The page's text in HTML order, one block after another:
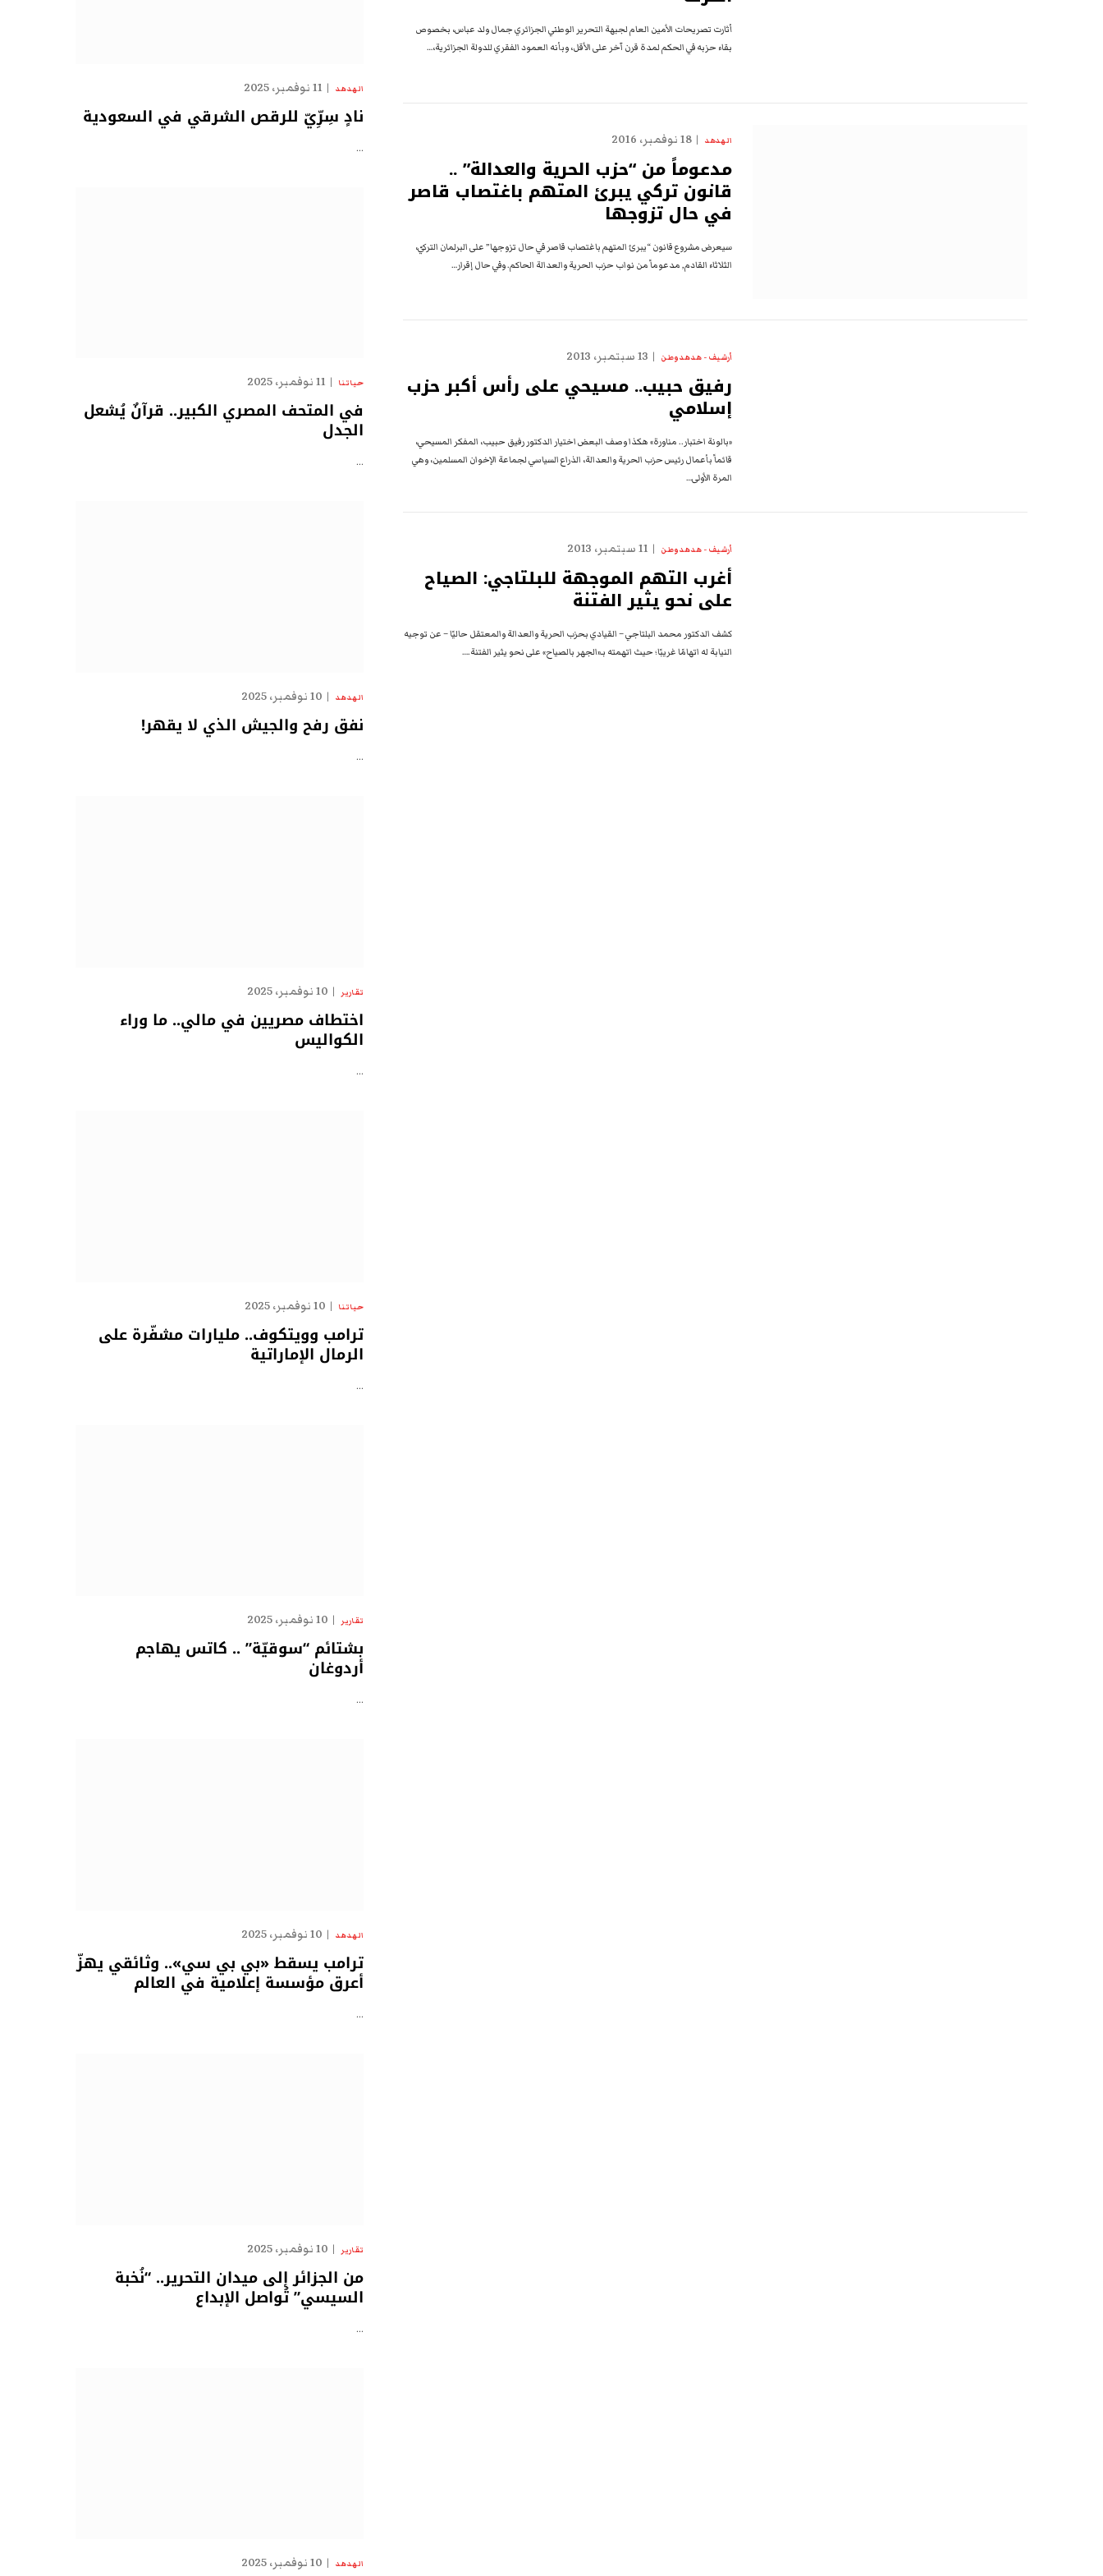
أثارت تصريحات الأمين العام لجبهة التحرير الوطني الجزائري جمال ولد عباس، بخصوص
بقاء حزبه في الحكم لمدة قرن آخر على الأقل، وبأنه العمود الفقري للدولة الجزائرية،…
الهدهد 18 نوفمبر، 2016
مدعوماً من “حزب الحرية والعدالة” ..
قانون تركي يبرئ المتهم باغتصاب قاصر
في حال تزوجها
سيعرض مشروع قانون “يبرئ المتهم باغتصاب قاصر في حال تزوجها” على البرلمان التركيّ،
الثلاثاء القادم, مدعوماً من نواب حزب الحرية والعدالة الحاكم. وفي حال إقرار…
أرشيف - هدهد وطن 13 سبتمبر، 2013
رفيق حبيب.. مسيحي على رأس أكبر حزب
إسلامي
«بالونة اختبار.. مناورة» هكذا وصف البعض اختيار الدكتور رفيق حبيب، المفكر المسيحي،
قائماً بأعمال رئيس حزب الحرية والعدالة، الذراع السياسي لجماعة الإخوان المسلمين، وهي
المرة الأولى…
أرشيف - هدهد وطن 11 سبتمبر، 2013
أغرب التهم الموجهة للبلتاجي: الصياح
على نحو يثير الفتنة
كشف الدكتور محمد البلتاجي – القيادي بحزب الحرية والعدالة والمعتقل حاليًا – عن توجيه
النيابة له اتهامًا غريبًا؛ حيث اتهمته بـ«الجهر بالصياح» على نحو يثير الفتنة.…
الهدهد 11 نوفمبر، 2025
نادٍ سِرِّيّ للرقص الشرقي في السعودية
…
حياتنا 11 نوفمبر، 2025
في المتحف المصري الكبير.. قرآنٌ يُشعل
الجدل
…
الهدهد 10 نوفمبر، 2025
نفق رفح والجيش الذي لا يقهر!
…
تقارير 10 نوفمبر، 2025
اختطاف مصريين في مالي.. ما وراء
الكواليس
…
حياتنا 10 نوفمبر، 2025
ترامب وويتكوف.. مليارات مشفّرة على
الرمال الإماراتية
…
تقارير 10 نوفمبر، 2025
بشتائم “سوقيّة” .. كاتس يهاجم
أردوغان
…
الهدهد 10 نوفمبر، 2025
ترامب يسقط «بي بي سي».. وثائقي يهزّ
أعرق مؤسسة إعلامية في العالم
…
تقارير 10 نوفمبر، 2025
من الجزائر إلى ميدان التحرير.. “نُخبة
السيسي” تُواصل الإبداع
…
الهدهد 10 نوفمبر، 2025